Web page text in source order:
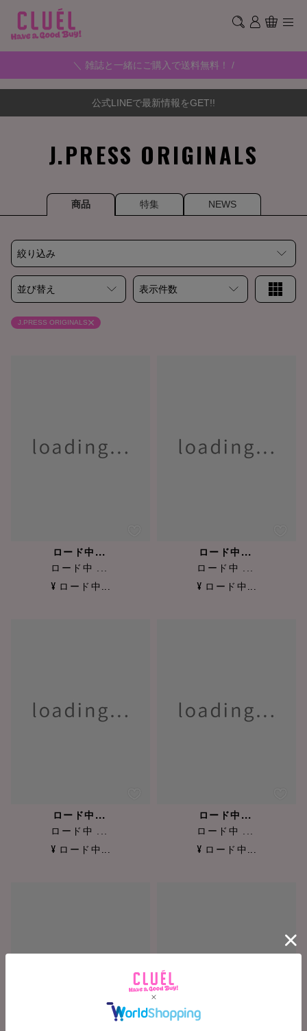
＼ 雑誌と一緒にご購入で送料無料！ /
公式LINEで最新情報をGET!!
J.PRESS ORIGINALS
商品 特集 NEWS
絞り込み
並び替え 表示件数
J.PRESS ORIGINALS
ロード中...
ロード中 ...
¥ ロード中...
ロード中...
ロード中 ...
¥ ロード中...
ロード中...
ロード中 ...
¥ ロード中...
ロード中...
ロード中 ...
¥ ロード中...